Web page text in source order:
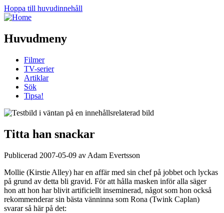
Hoppa till huvudinnehåll
Huvudmeny
Filmer
TV-serier
Artiklar
Sök
Tipsa!
Titta han snackar
Publicerad 2007-05-09 av Adam Evertsson
Mollie (Kirstie Alley) har en affär med sin chef på jobbet och lyckas
på grund av detta bli gravid. För att hålla masken inför alla säger
hon att hon har blivit artificiellt inseminerad, något som hon också
rekommenderar sin bästa vänninna som Rona (Twink Caplan)
svarar så här på det: